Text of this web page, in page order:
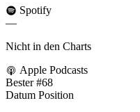
Spotify
—
Nicht in den Charts
Apple Podcasts
Bester #68
Datum Position